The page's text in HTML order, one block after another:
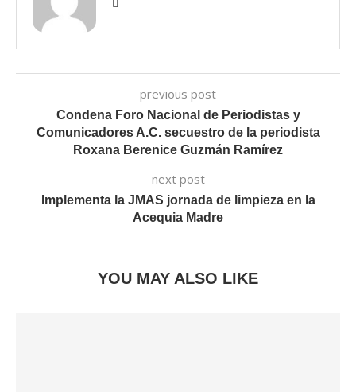
previous post
Condena Foro Nacional de Periodistas y
Comunicadores A.C. secuestro de la periodista
Roxana Berenice Guzmán Ramírez
next post
Implementa la JMAS jornada de limpieza en la
Acequia Madre
YOU MAY ALSO LIKE